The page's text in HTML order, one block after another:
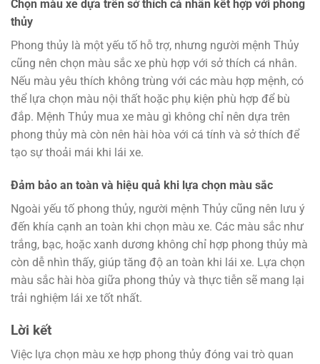
Chọn màu xe dựa trên sở thích cá nhân kết hợp với phong
thủy
Phong thủy là một yếu tố hỗ trợ, nhưng người mệnh Thủy
cũng nên chọn màu sắc xe phù hợp với sở thích cá nhân.
Nếu màu yêu thích không trùng với các màu hợp mệnh, có
thể lựa chọn màu nội thất hoặc phụ kiện phù hợp để bù
đắp. Mệnh Thủy mua xe màu gì không chỉ nên dựa trên
phong thủy mà còn nên hài hòa với cá tính và sở thích để
tạo sự thoải mái khi lái xe.
Đảm bảo an toàn và hiệu quả khi lựa chọn màu sắc
Ngoài yếu tố phong thủy, người mệnh Thủy cũng nên lưu ý
đến khía cạnh an toàn khi chọn màu xe. Các màu sắc như
trắng, bạc, hoặc xanh dương không chỉ hợp phong thủy mà
còn dễ nhìn thấy, giúp tăng độ an toàn khi lái xe. Lựa chọn
màu sắc hài hòa giữa phong thủy và thực tiễn sẽ mang lại
trải nghiệm lái xe tốt nhất.
Lời kết
Việc lựa chọn màu xe hợp phong thủy đóng vai trò quan